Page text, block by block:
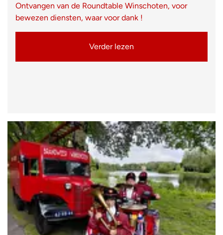
Ontvangen van de Roundtable Winschoten, voor
bewezen diensten, waar voor dank !
Verder lezen